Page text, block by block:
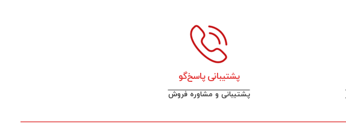
پشتیبانی پاسخ‌گو
پشتیبانی و مشاوره فروش